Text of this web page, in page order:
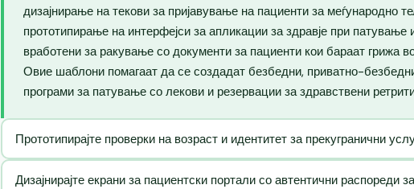
дизајнирање на текови за пријавување на пациенти за меѓународно
прототипирање на интерфејси за апликации за здравје при патување
вработени за ракување со документи за пациенти кои бараат грижа
Овие шаблони помагаат да се создадат безбедни, приватно-
програми за патување со лекови и резервации за здравствени
Прототипирајте проверки на возраст и идентитет за прекугранични
Дизајнирајте екрани за пациентски портали со автентични распореди